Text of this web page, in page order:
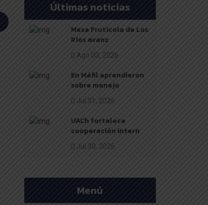
Últimas noticias
Mesa Frutícola de Los
Ríos avanz
Ago 03, 2026
En Máfil aprendieron
sobre manejo
Jul 31, 2026
UACh fortalece
cooperación intern
Jul 30, 2026
Menú